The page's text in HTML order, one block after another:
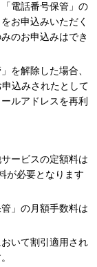
電話番号保管」の
お申込みいただく
のお申込みはでき
を解除した場合、
込みされたとして
ルアドレスを再利
ービスの定額料は
が必要となります
」の月額手数料は
いて割引適用され